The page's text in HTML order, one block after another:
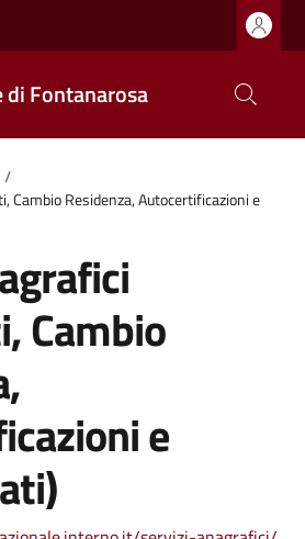
di Fontanarosa
/
Cambio Residenza, Autocertificazioni e
Cambio
e